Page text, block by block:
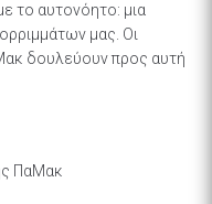
το αυτονόητο: μια
μας. Οι
δουλεύουν προς αυτή
ΠαΜακ